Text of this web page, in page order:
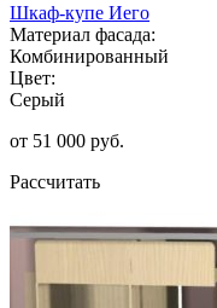
Шкаф-купе Иего
Материал фасада:
Комбинированный
Цвет:
Серый
от 51 000 руб.
Рассчитать